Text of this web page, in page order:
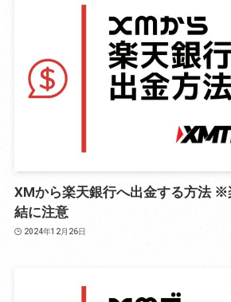
XMから楽天銀行へ出金する方法 ※
結に注意
2024年12月26日